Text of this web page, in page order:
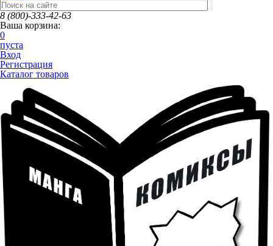
8 (800)-333-42-63
Ваша корзина:
0
пуста
Вход
Регистрация
Каталог товаров